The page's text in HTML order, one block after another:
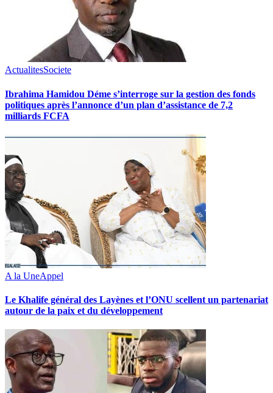
ActualitesSociete
Ibrahima Hamidou Déme s’interroge sur la gestion des fonds
politiques après l’annonce d’un plan d’assistance de 7,2
milliards FCFA
A la UneAppel
Le Khalife général des Layènes et l’ONU scellent un partenariat
autour de la paix et du développement